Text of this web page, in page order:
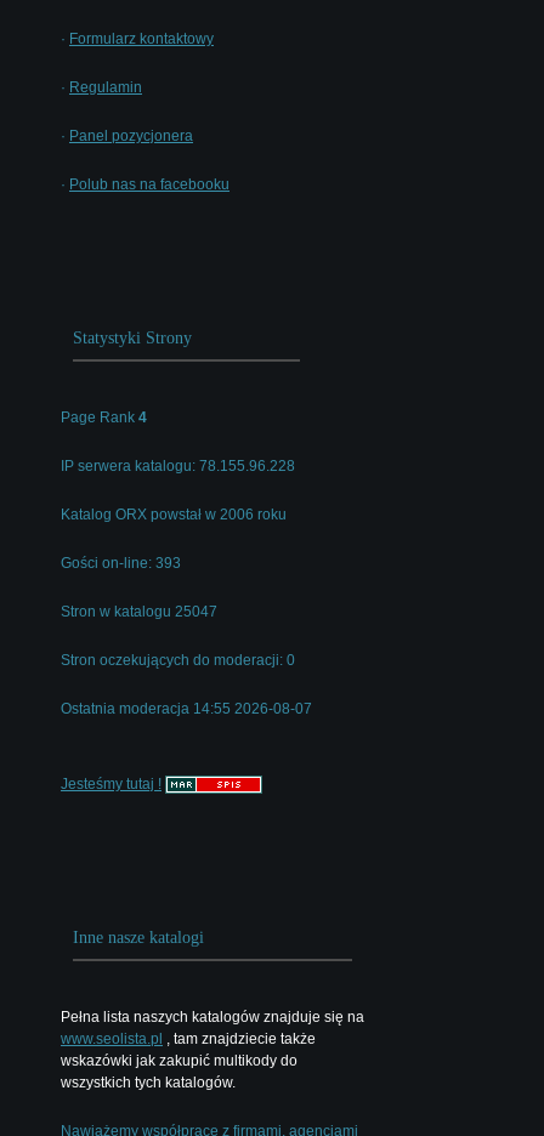
· Formularz kontaktowy
· Regulamin
· Panel pozycjonera
· Polub nas na facebooku
Statystyki Strony
Page Rank 4
IP serwera katalogu: 78.155.96.228
Katalog ORX powstał w 2006 roku
Gości on-line: 393
Stron w katalogu 25047
Stron oczekujących do moderacji: 0
Ostatnia moderacja 14:55 2026-08-07
Jesteśmy tutaj !
Inne nasze katalogi
Pełna lista naszych katalogów znajduje się na
www.seolista.pl , tam znajdziecie także
wskazówki jak zakupić multikody do
wszystkich tych katalogów.
Nawiążemy współpracę z firmami, agencjami